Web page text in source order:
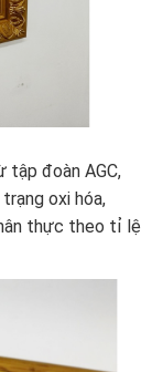
tập đoàn AGC,
oxi hóa,
thực theo tỉ lệ